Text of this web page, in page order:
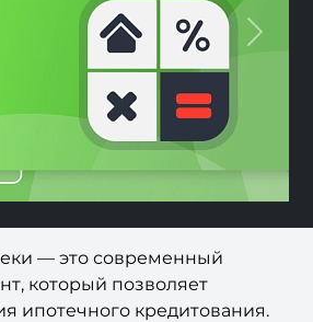
Next
— это современный
который позволяет
ипотечного кредитования.